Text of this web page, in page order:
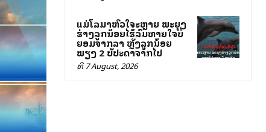
ແມ່ໂລມາຫົວໃຈສະຫຼາຍ ພະຍຸງ
ຮ່າງລູກນ້ອຍໄຮ້ລົມຫາຍໃຈບໍ່
ຍອມຈາກລາ ຫຼັງລູກນ້ອຍ
ພຽງ 2 ສັບປະດາຈາກໄປ
ທີ 7 August, 2026